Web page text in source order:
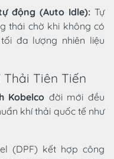
động (Auto Idle): Tự
thái chờ khi không có
đa lượng nhiên liệu
Thải Tiên Tiến
Kobelco đời mới đều
khí thải quốc tế như
(DPF) kết hợp công